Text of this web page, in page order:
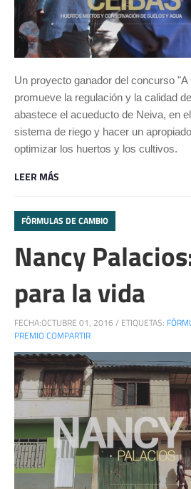
Un proyecto ganador del concurso
promueve la regulación y la calidad
abastece el acueducto de Neiva, en
sistema de riego y hacer un
optimizar los huertos y los cultivos.
LEER MÁS
FÓRMULAS DE CAMBIO
Nancy
para la vida
FECHA:OCTUBRE 01, 2016 / ETIQUETAS:
PREMIO COMPARTIR